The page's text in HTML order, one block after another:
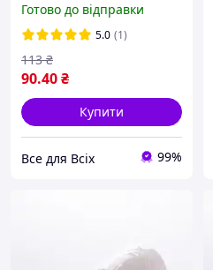
герметичні для
вакуумування продуктів
зберігання
Готово до відправки
5.0 (1)
90.40₴
113 ₴
Купити
Все для Всіх 99%